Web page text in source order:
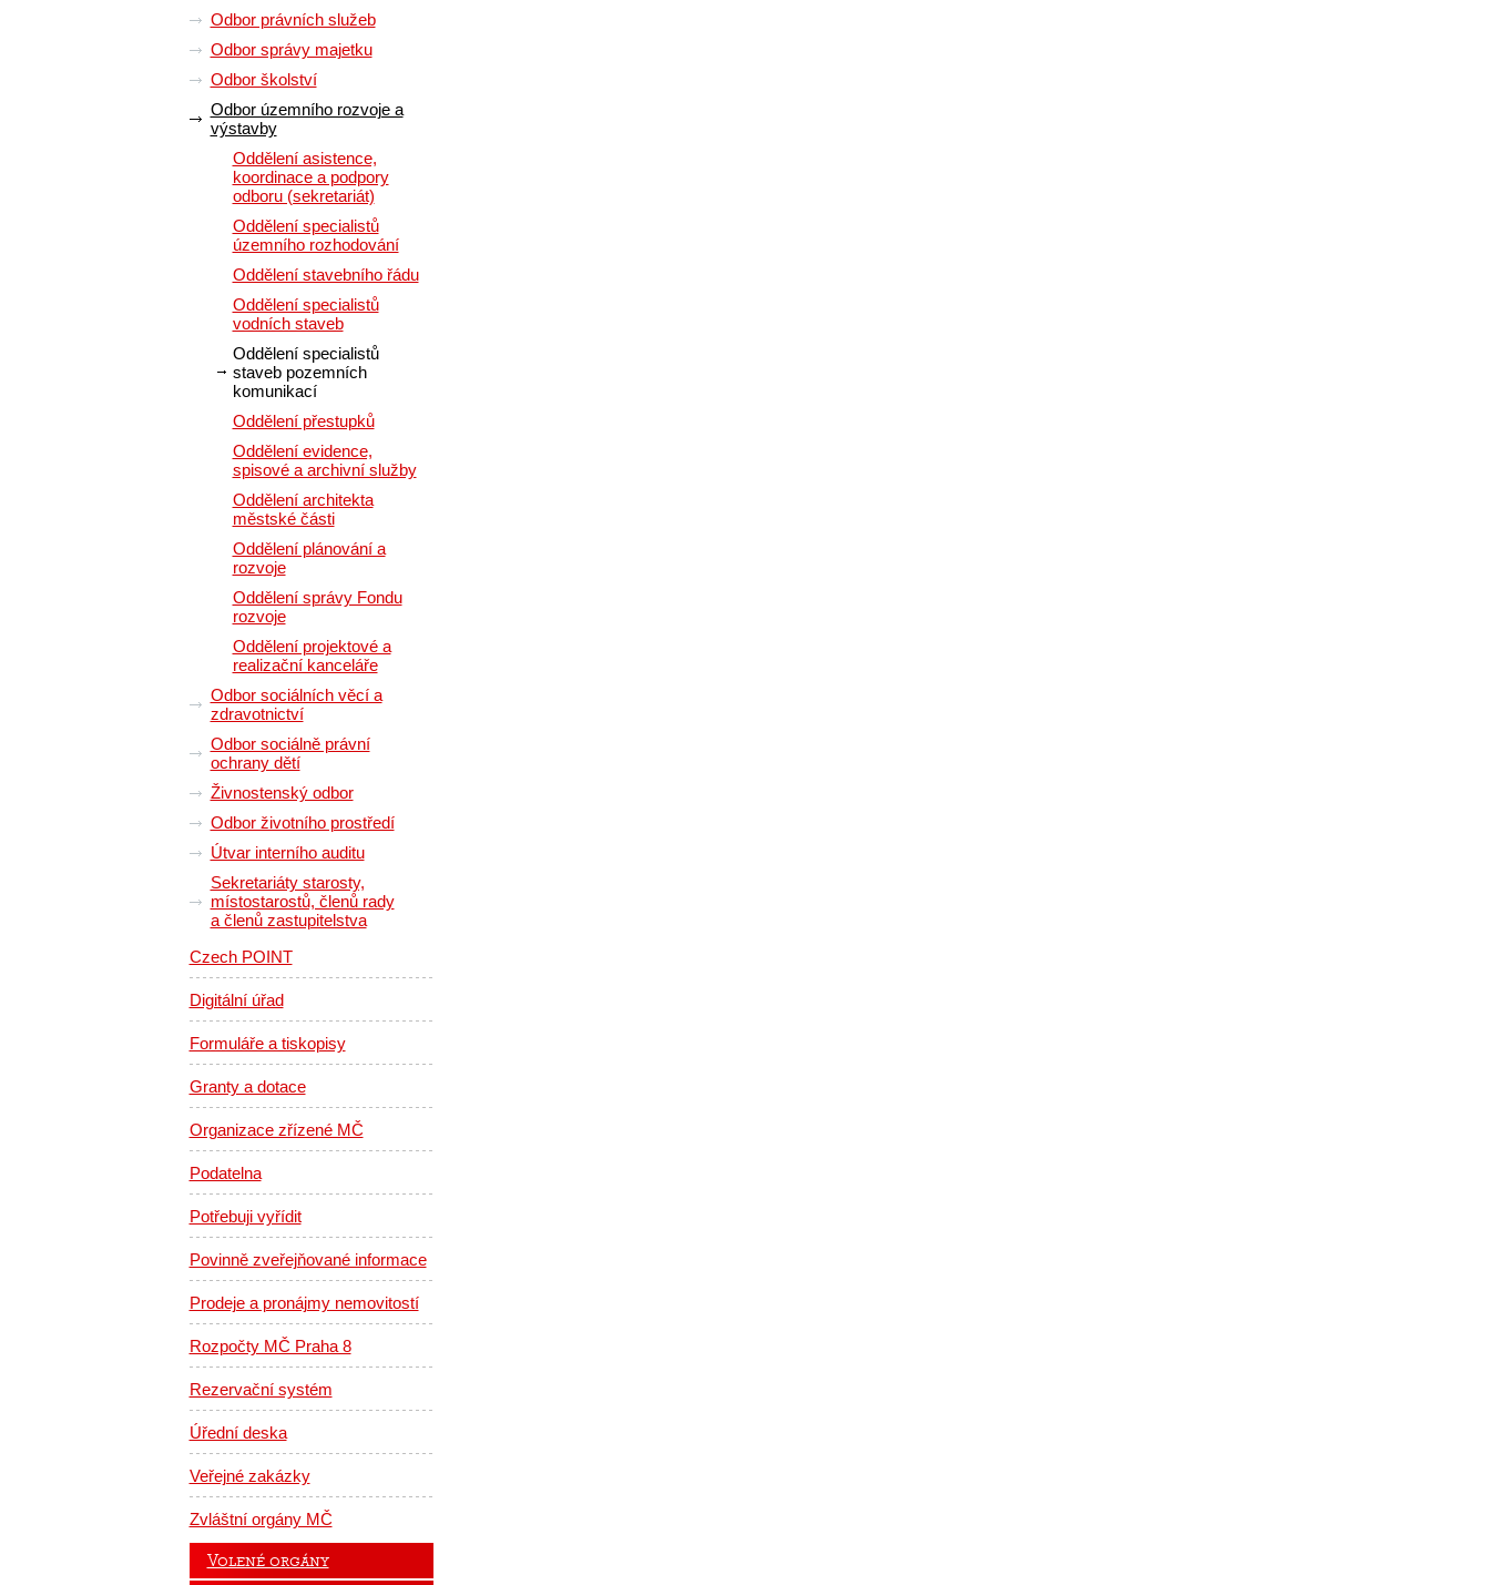
Odbor právních služeb
Odbor správy majetku
Odbor školství
Odbor územního rozvoje a
výstavby
Oddělení asistence,
koordinace a podpory
odboru (sekretariát)
Oddělení specialistů
územního rozhodování
Oddělení stavebního řádu
Oddělení specialistů
vodních staveb
Oddělení specialistů
staveb pozemních
komunikací
Oddělení přestupků
Oddělení evidence,
spisové a archivní služby
Oddělení architekta
městské části
Oddělení plánování a
rozvoje
Oddělení správy Fondu
rozvoje
Oddělení projektové a
realizační kanceláře
Odbor sociálních věcí a
zdravotnictví
Odbor sociálně právní
ochrany dětí
Živnostenský odbor
Odbor životního prostředí
Útvar interního auditu
Sekretariáty starosty,
místostarostů, členů rady
a členů zastupitelstva
Czech POINT
Digitální úřad
Formuláře a tiskopisy
Granty a dotace
Organizace zřízené MČ
Podatelna
Potřebuji vyřídit
Povinně zveřejňované informace
Prodeje a pronájmy nemovitostí
Rozpočty MČ Praha 8
Rezervační systém
Úřední deska
Veřejné zakázky
Zvláštní orgány MČ
Volené orgány